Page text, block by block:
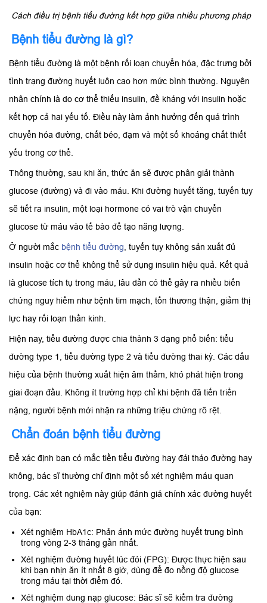
Cách điều trị bệnh tiểu đường kết hợp giữa nhiều phương pháp
Bệnh tiểu đường là gì?
Bệnh tiểu đường là một bệnh rối loạn chuyển hóa, đặc trưng bởi
tình trạng đường huyết luôn cao hơn mức bình thường. Nguyên
nhân chính là do cơ thể thiếu insulin, đề kháng với insulin hoặc
kết hợp cả hai yếu tố. Điều này làm ảnh hưởng đến quá trình
chuyển hóa đường, chất béo, đạm và một số khoáng chất thiết
yếu trong cơ thể.
Thông thường, sau khi ăn, thức ăn sẽ được phân giải thành
glucose (đường) và đi vào máu. Khi đường huyết tăng, tuyến tụy
sẽ tiết ra insulin, một loại hormone có vai trò vận chuyển
glucose từ máu vào tế bào để tạo năng lượng.
Ở người mắc bệnh tiểu đường , tuyến tụy không sản xuất đủ
insulin hoặc cơ thể không thể sử dụng insulin hiệu quả. Kết quả
là glucose tích tụ trong máu, lâu dần có thể gây ra nhiều biến
chứng nguy hiểm như bệnh tim mạch, tổn thương thận, giảm thị
lực hay rối loạn thần kinh.
Hiện nay, tiểu đường được chia thành 3 dạng phổ biến: tiểu
đường type 1, tiểu đường type 2 và tiểu đường thai kỳ. Các dấu
hiệu của bệnh thường xuất hiện âm thầm, khó phát hiện trong
giai đoạn đầu. Không ít trường hợp chỉ khi bệnh đã tiến triển
nặng, người bệnh mới nhận ra những triệu chứng rõ rệt.
Chẩn đoán bệnh tiểu đường
Để xác định bạn có mắc tiền tiểu đường hay đái tháo đường hay
không, bác sĩ thường chỉ định một số xét nghiệm máu quan
trọng. Các xét nghiệm này giúp đánh giá chính xác đường huyết
của bạn:
Xét nghiệm HbA1c: Phản ánh mức đường huyết trung bình
trong vòng 2-3 tháng gần nhất.
Xét nghiệm đường huyết lúc đói (FPG): Được thực hiện sau
khi bạn nhịn ăn ít nhất 8 giờ, dùng để đo nồng độ glucose
trong máu tại thời điểm đó.
Xét nghiệm dung nạp glucose: Bác sĩ sẽ kiểm tra đường